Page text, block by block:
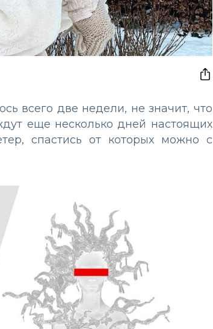
всего две недели, не значит, что
еще несколько дней настоящих
спастись от которых можно с